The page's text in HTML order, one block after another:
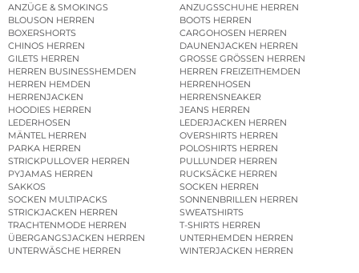
ANZÜGE & SMOKINGS
ANZUGSSCHUHE HERREN
BLOUSON HERREN
BOOTS HERREN
BOXERSHORTS
CARGOHOSEN HERREN
CHINOS HERREN
DAUNENJACKEN HERREN
GILETS HERREN
GROSSE GRÖSSEN HERREN
HERREN BUSINESSHEMDEN
HERREN FREIZEITHEMDEN
HERREN HEMDEN
HERRENHOSEN
HERRENJACKEN
HERRENSNEAKER
HOODIES HERREN
JEANS HERREN
LEDERHOSEN
LEDERJACKEN HERREN
MÄNTEL HERREN
OVERSHIRTS HERREN
PARKA HERREN
POLOSHIRTS HERREN
STRICKPULLOVER HERREN
PULLUNDER HERREN
PYJAMAS HERREN
RUCKSÄCKE HERREN
SAKKOS
SOCKEN HERREN
SOCKEN MULTIPACKS
SONNENBRILLEN HERREN
STRICKJACKEN HERREN
SWEATSHIRTS
TRACHTENMODE HERREN
T-SHIRTS HERREN
ÜBERGANGSJACKEN HERREN
UNTERHEMDEN HERREN
UNTERWÄSCHE HERREN
WINTERJACKEN HERREN